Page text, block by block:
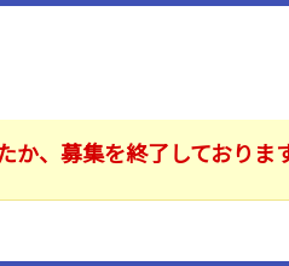
か、募集を終了しておりま